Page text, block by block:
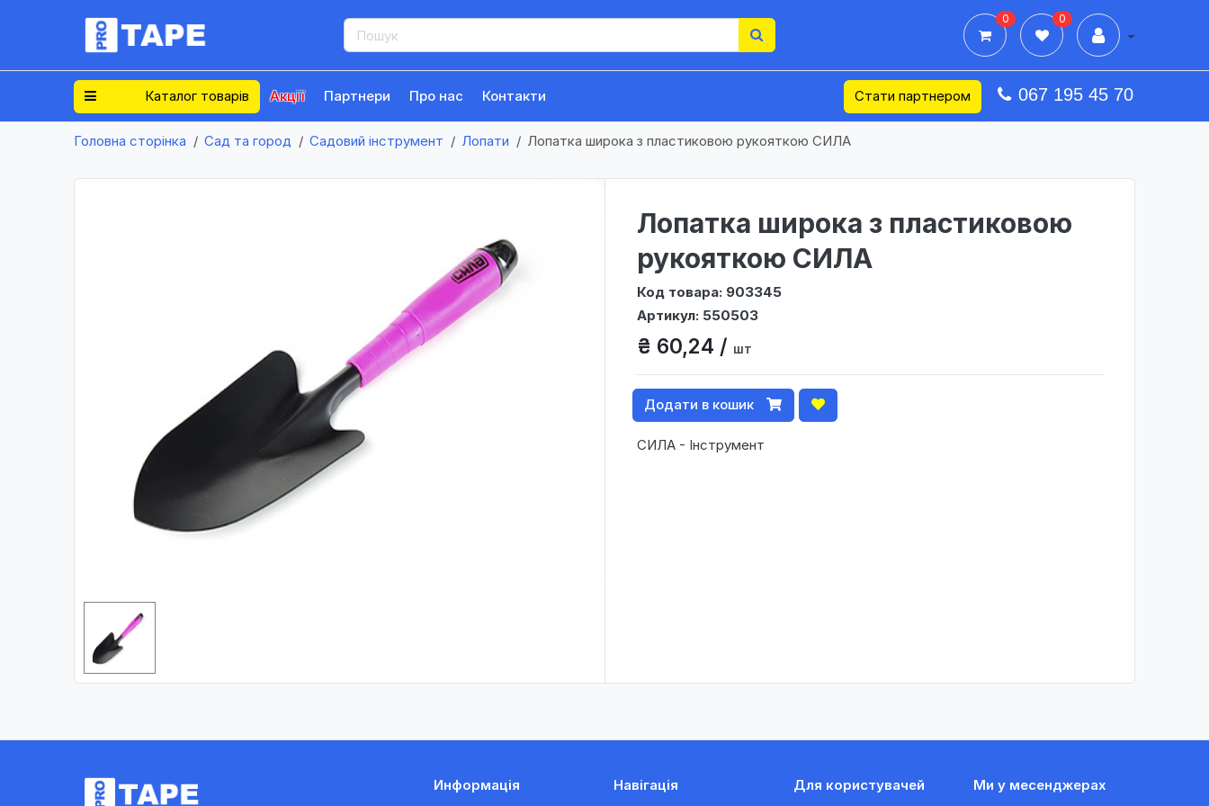
0 0
Каталог товарів Акції Партнери Про нас Контакти Стати партнером 067 195 45 70
Головна сторінка Сад та город Садовий інструмент Лопати Лопатка широка з пластиковою рукояткою СИЛА
Лопатка широка з пластиковою
рукояткою СИЛА
Код товара: 903345
Артикул: 550503
₴ 60,24 / шт
Додати в кошик
СИЛА - Інструмент
Информація Навігація Для користувачей Ми у месенджерах